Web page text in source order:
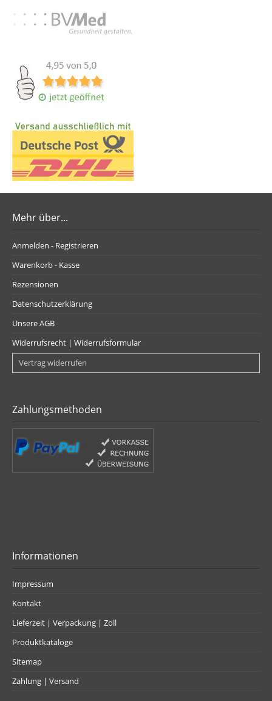
Mehr über...
Anmelden - Registrieren
Warenkorb - Kasse
Rezensionen
Datenschutzerklärung
Unsere AGB
Widerrufsrecht | Widerrufsformular
Vertrag widerrufen
Zahlungsmethoden
Informationen
Impressum
Kontakt
Lieferzeit | Verpackung | Zoll
Produktkataloge
Sitemap
Zahlung | Versand